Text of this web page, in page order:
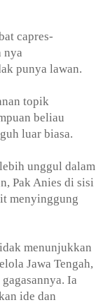
capres-
nya
punya lawan.
topik
beliau
luar biasa.
unggul dalam
Pak Anies di sisi
menyinggung
menunjukkan
Jawa Tengah,
Ia
ide dan